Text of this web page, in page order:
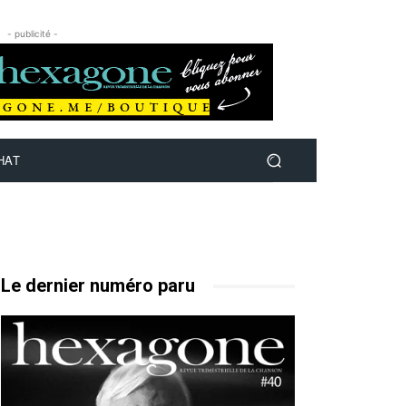
- publicité -
Le dernier numéro paru